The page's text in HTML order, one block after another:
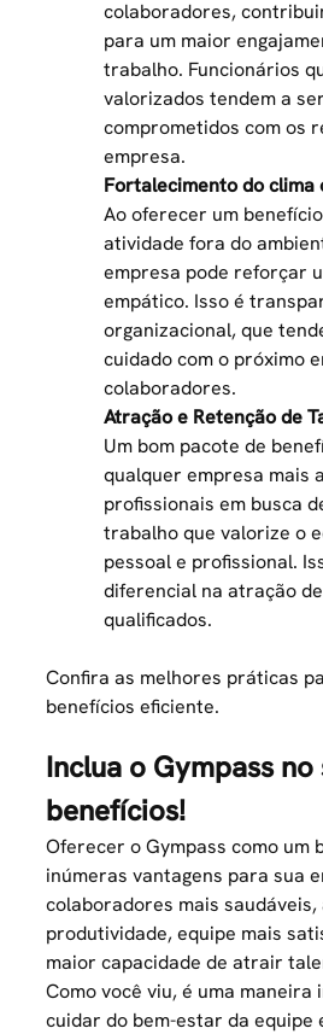
colaboradores,
para um maior
trabalho. Funcionários
valorizados tendem a
comprometidos com os
empresa.
Fortalecimento do clima
Ao oferecer um
atividade fora do
empresa pode reforçar
empático. Isso é
organizacional, que
cuidado com o próximo
colaboradores.
Atração e Retenção de
Um bom pacote de
qualquer empresa mais
profissionais em busca
trabalho que valorize o
pessoal e profissional.
diferencial na atração
qualificados.
Confira as melhores práticas
benefícios eficiente.
Inclua o Gympass
benefícios!
Oferecer o Gympass como um
inúmeras vantagens para sua
colaboradores mais saudáveis,
produtividade, equipe mais
maior capacidade de atrair
Como você viu, é uma maneira
cuidar do bem-estar da equipe